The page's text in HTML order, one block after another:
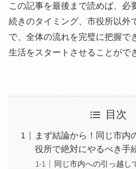
この記事を最後まで読めば、必
続きのタイミング、市役所以外
で、全体の流れを完璧に把握で
生活をスタートさせることがで
目次
まず結論から！同じ市内
役所で絶対にやるべき手
同じ市内への引っ越し